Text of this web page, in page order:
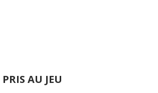
AU JEU